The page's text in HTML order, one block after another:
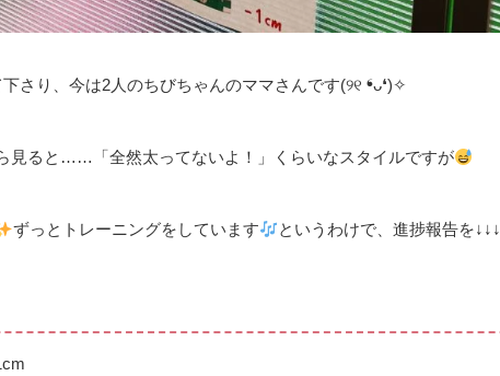
さり、今は2人のちびちゃんのママさんです(୨୧ ❛ᴗ❛)✧
見ると……「全然太ってないよ！」くらいなスタイルですが
ずっとトレーニングをしています というわけで、進捗報告を↓↓↓